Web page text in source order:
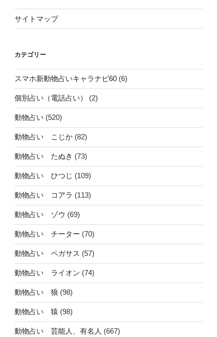
サイトマップ
カテゴリー
スマホ新動物占いキャラナビ60 (6)
個別占い（電話占い） (2)
動物占い (520)
動物占い こじか (82)
動物占い たぬき (73)
動物占い ひつじ (109)
動物占い コアラ (113)
動物占い ゾウ (69)
動物占い チーター (70)
動物占い ペガサス (57)
動物占い ライオン (74)
動物占い 狼 (98)
動物占い 猿 (98)
動物占い 芸能人、有名人 (667)